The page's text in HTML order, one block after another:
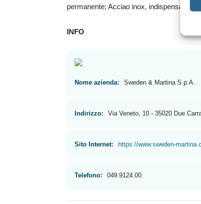
permanente; Acciao inox, indispensabile
INFO
Nome azienda: Sweden & Martina S.p.A.
Indirizzo: Via Veneto, 10 - 35020 Due
Sito Internet: https://www.sweden-
Telefono: 049.9124.00